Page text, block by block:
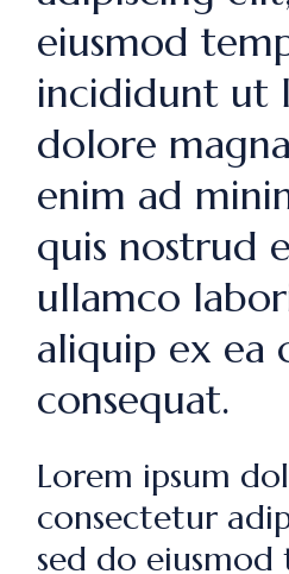
eiusmod
incididunt ut
dolore
enim ad
quis nostrud
ullamco
aliquip ex ea
consequat.
Lorem ipsum
consectetur
sed do